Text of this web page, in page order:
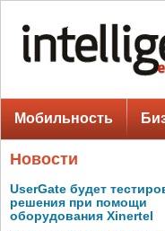
Мобильность
Новости
UserGate будет
решения при помощи
оборудования Xinertel